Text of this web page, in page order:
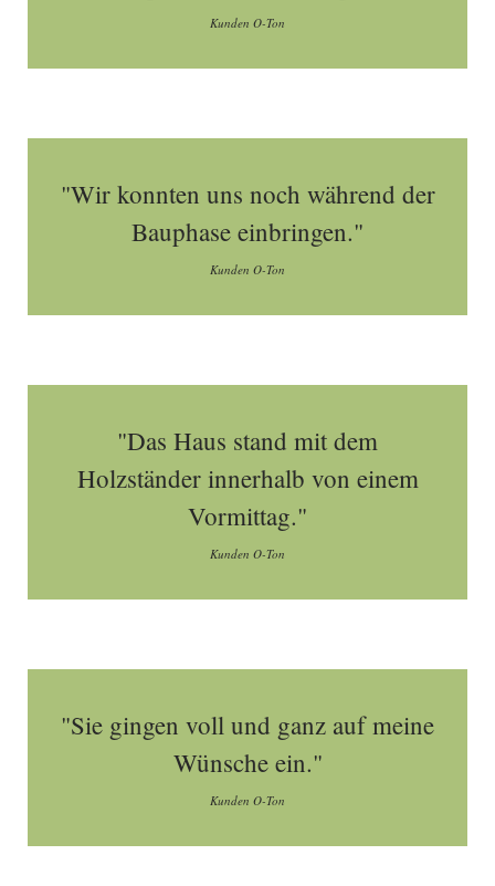
Kunden O-Ton
"Wir konnten uns noch während der
Bauphase einbringen."
Kunden O-Ton
"Das Haus stand mit dem
Holzständer innerhalb von einem
Vormittag."
Kunden O-Ton
"Sie gingen voll und ganz auf meine
Wünsche ein."
Kunden O-Ton